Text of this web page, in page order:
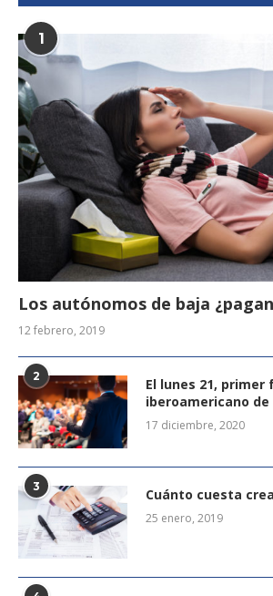
1
Los autónomos de baja
12 febrero, 2019
2
El lunes 21, primer
iberoamericano
17 diciembre, 2020
3 Cuánto cuesta
25 enero, 2019